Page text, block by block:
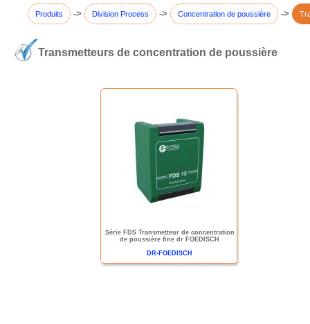
Produits -> Division Process -> Concentration de poussière ->
Transmetteurs de concentration de poussière
Série FDS Transmetteur de concentration
de poussière fine dr FOEDISCH
DR-FOEDISCH